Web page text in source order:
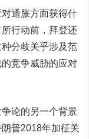
通胀方面获得什
行动前，拜登还
分歧关乎涉及范
竞争威胁的应对
论的另一个背景
普2018年加征关